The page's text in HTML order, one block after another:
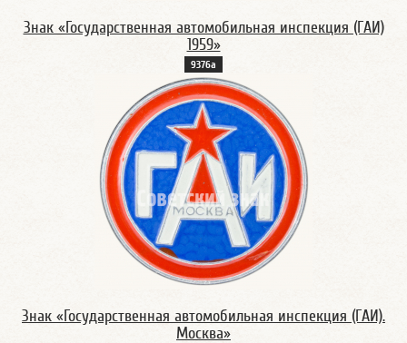
Знак «Государственная автомобильная инспекция (ГАИ)
1959»
9376а
Знак «Государственная автомобильная инспекция (ГАИ).
Москва»